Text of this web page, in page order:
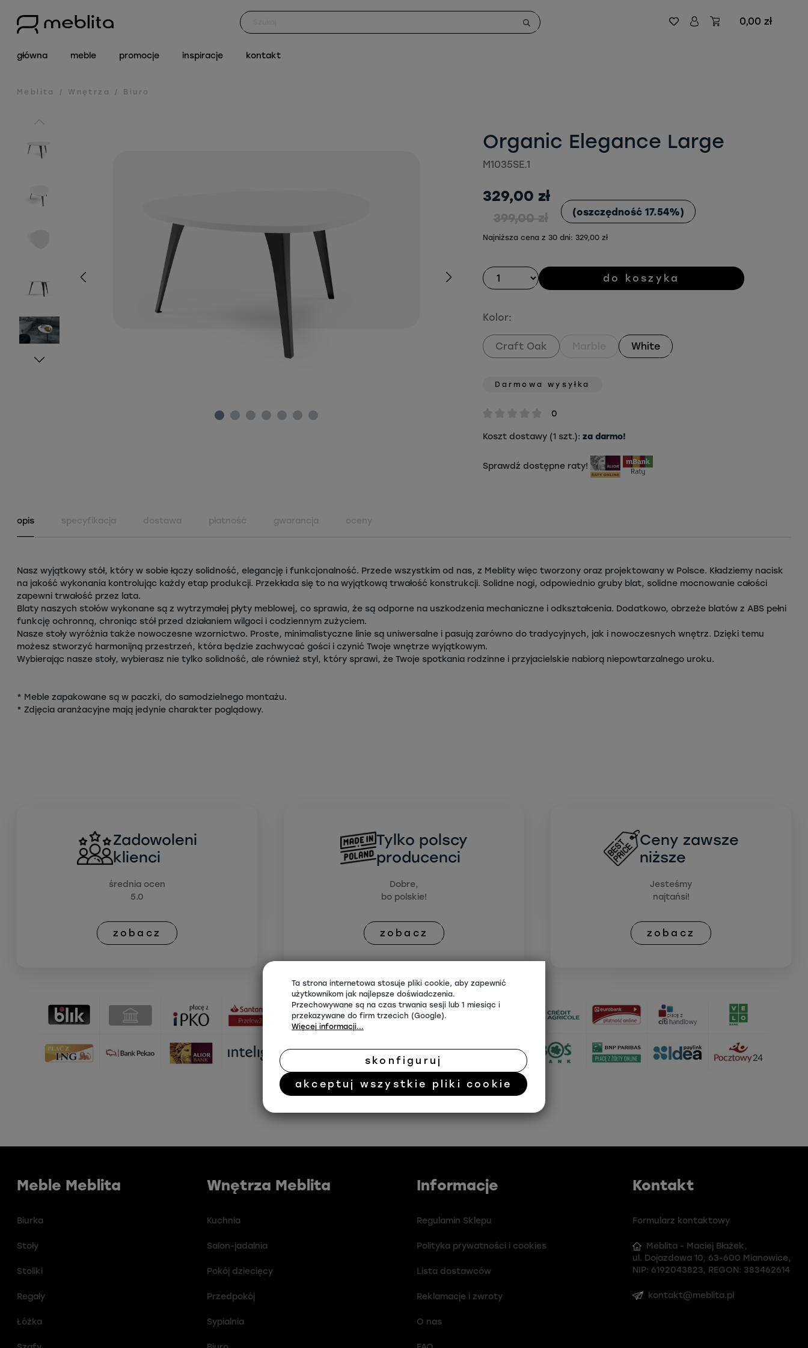
0,00 zł
główna meble promocje inspiracje kontakt
Meblita / Wnętrza / Biuro
Organic Elegance Large
M1035SE.1
329,00 zł
399,00 zł (oszczędność 17.54%)
Najniższa cena z 30 dni: 329,00 zł
do koszyka
Kolor:
Craft Oak White
Darmowa wysyłka
0
Koszt dostawy (1 szt.): za darmo!
Sprawdź dostępne raty!
opis specyfikacja dostawa płatność gwarancja oceny
Nasz wyjątkowy stół, który w sobie łączy solidność, elegancję i funkcjonalność. Przede wszystkim od nas, z Meblity więc tworzony oraz projektowany w Polsce. Kładziemy nacisk
na jakość wykonania kontrolując każdy etap produkcji. Przekłada się to na wyjątkową trwałość konstrukcji. Solidne nogi, odpowiednio gruby blat, solidne mocnowanie całości
zapewni trwałość przez lata.
Blaty naszych stołów wykonane są z wytrzymałej płyty meblowej, co sprawia, że są odporne na uszkodzenia mechaniczne i odkształcenia. Dodatkowo, obrzeże blatów z ABS pełni
funkcję ochronną, chroniąc stół przed działaniem wilgoci i codziennym zużyciem.
Nasze stoły wyróżnia także nowoczesne wzornictwo. Proste, minimalistyczne linie są uniwersalne i pasują zarówno do tradycyjnych, jak i nowoczesnych wnętrz. Dzięki temu
możesz stworzyć harmonijną przestrzeń, która będzie zachwycać gości i czynić Twoje wnętrze wyjątkowym.
Wybierając nasze stoły, wybierasz nie tylko solidność, ale również styl, który sprawi, że Twoje spotkania rodzinne i przyjacielskie nabiorą niepowtarzalnego uroku.
* Meble zapakowane są w paczki, do samodzielnego montażu.
* Zdjęcia aranżacyjne mają jedynie charakter poglądowy.
Zadowoleni
klienci
średnia ocen
5.0
zobacz
Tylko polscy
producenci
Dobre,
bo polskie!
zobacz
Ceny zawsze
niższe
Jesteśmy
najtańsi!
zobacz
Meble Meblita
Biurka
Stoły
Stoliki
Regały
Łóżka
Wnętrza Meblita
Kuchnia
Salon-jadalnia
Pokój dziecięcy
Przedpokój
Sypialnia
Informacje
Regulamin Sklepu
Polityka prywatności i cookies
Lista dostawców
Reklamacje i zwroty
O nas
Kontakt
Formularz kontaktowy
Meblita - Maciej Błażek,
ul. Dojazdowa 10, 63-600 Mianowice,
NIP: 6192043823, REGON: 383462614
kontakt@meblita.pl
Ta strona internetowa stosuje pliki cookie, aby zapewnić
użytkownikom jak najlepsze doświadczenia.
Przechowywane są na czas trwania sesji lub 1 miesiąc i
przekazywane do firm trzecich (Google).
Więcej informacji...
skonfiguruj
akceptuj wszystkie pliki cookie